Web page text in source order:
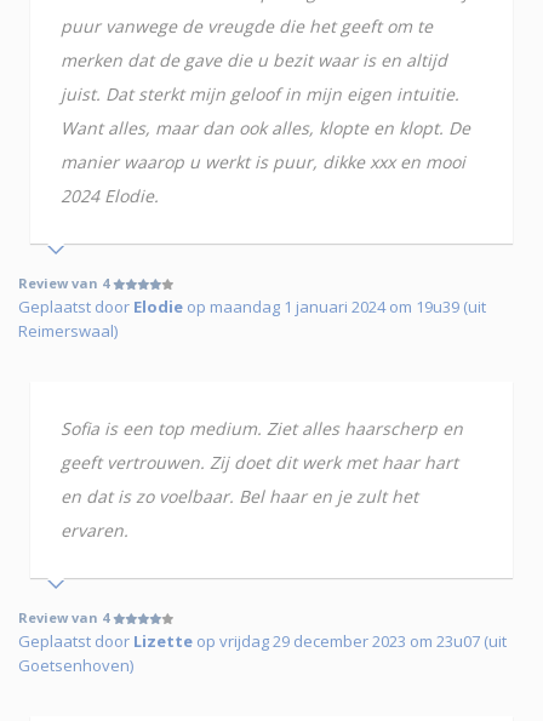
puur vanwege de vreugde die het geeft om te
merken dat de gave die u bezit waar is en altijd
juist. Dat sterkt mijn geloof in mijn eigen intuitie.
Want alles, maar dan ook alles, klopte en klopt. De
manier waarop u werkt is puur, dikke xxx en mooi
2024 Elodie.
Review van 4
Geplaatst door Elodie op maandag 1 januari 2024 om 19u39 (uit
Reimerswaal)
Sofia is een top medium. Ziet alles haarscherp en
geeft vertrouwen. Zij doet dit werk met haar hart
en dat is zo voelbaar. Bel haar en je zult het
ervaren.
Review van 4
Geplaatst door Lizette op vrijdag 29 december 2023 om 23u07 (uit
Goetsenhoven)